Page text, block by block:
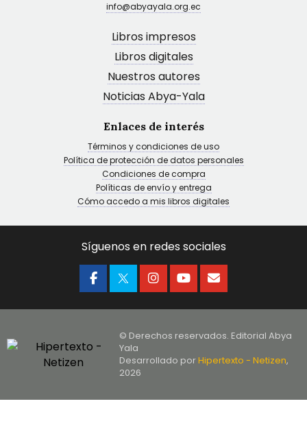
info@abyayala.org.ec
Libros impresos
Libros digitales
Nuestros autores
Noticias Abya-Yala
Enlaces de interés
Términos y condiciones de uso
Política de protección de datos personales
Condiciones de compra
Políticas de envío y entrega
Cómo accedo a mis libros digitales
Síguenos en redes sociales
© Derechos reservados. Editorial Abya
Yala
Desarrollado porHipertexto - Netizen,
2026